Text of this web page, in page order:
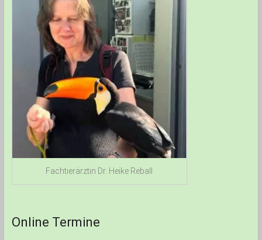
Fachtierärztin Dr. Heike Reball
Online Termine